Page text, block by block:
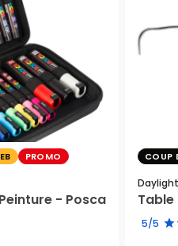
PROMO
- Posca
COUP
Daylight
Table
5/5